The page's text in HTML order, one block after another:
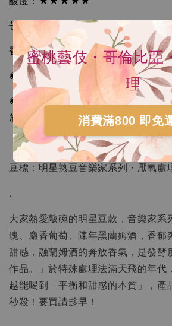
蜜桃藝伎・哥倫比亞
理
消費滿800 即免
HARIO V60 02樹脂 灰白手沖
02-PGR
NT$ 300
NT$ 550
瀏覽更多
苦味：★☆☆☆☆
香氣：★★★★★
❀︱焙度︱淺焙
❀︱自評風味︱玫瑰、麝香葡萄、陳
放
豆標：明星熟豆音樂家系列・厭氧處
.
大家熱愛敲碗的明星豆款，音樂家系
瑰、麝香葡萄、陳年黑蘭姆酒，香郁
甜感，融蘭姆酒的奔放香氣，是發酵
作品。」於特殊處理法滿天飛的年代
越能喝到「平衡和甜感的本質」，產
秒殺！要買請趁早！